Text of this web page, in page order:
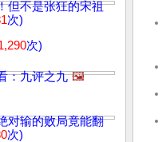
但不是张狂的宋祖
次)
次)
：九评之九 🖼️
对输的败局竟能翻
次)